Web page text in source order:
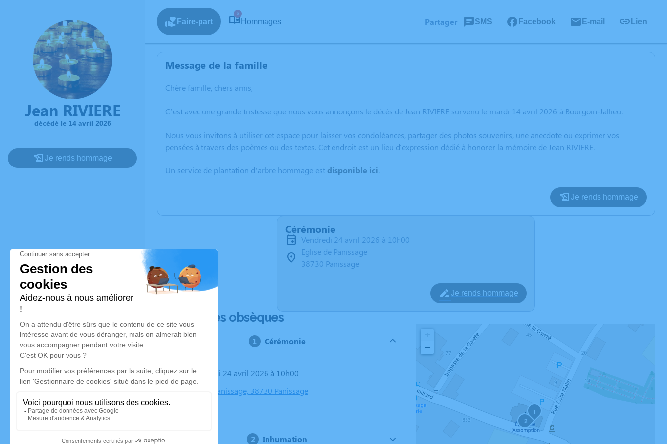
Jean RIVIERE
décédé le 14 avril 2026
Je rends hommage
Faire-part
6
Hommages Partager SMS Facebook E-mail Lien
Message de la famille
Chère famille, chers amis,
C’est avec une grande tristesse que nous vous annonçons le décès de Jean RIVIERE survenu le mardi 14 avril 2026 à Bourgoin-Jallieu.
Nous vous invitons à utiliser cet espace pour laisser vos condoléances, partager des photos souvenirs, une anecdote ou exprimer vos
pensées à travers des poèmes ou des textes. Cet endroit est un lieu d'expression dédié à honorer la mémoire de Jean RIVIERE.
Un service de plantation d’arbre hommage est disponible ici.
Je rends hommage
Cérémonie
vendredi 24 avril 2026 à 10h00
Eglise de Panissage
38730 Panissage
Je rends hommage
Déroulé des obsèques
Cérémonie
Le vendredi 24 avril 2026 à 10h00
Eglise de Panissage, 38730 Panissage
Inhumation
1
2
−